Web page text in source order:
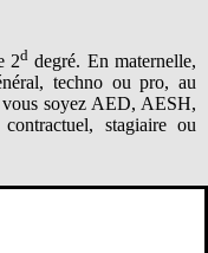
2d degré. En maternelle,
techno ou pro, au
soyez AED, AESH,
stagiaire ou